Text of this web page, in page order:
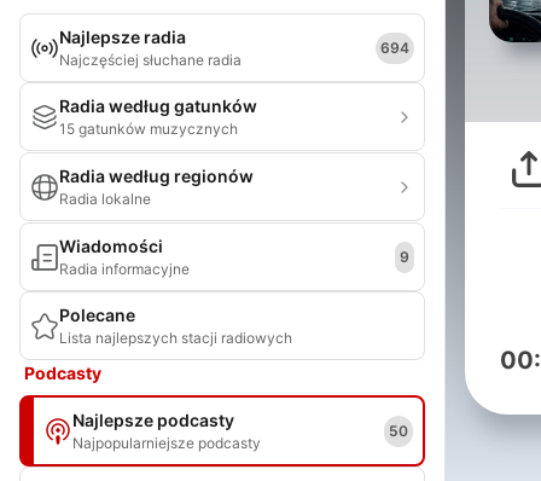
Najlepsze radia
Najczęściej słuchane radia
694
Radia według gatunków
15 gatunków muzycznych
Radia według regionów
Radia lokalne
Wiadomości
Radia informacyjne
9
Polecane
Lista najlepszych stacji radiowych
Podcasty
Najlepsze podcasty
Najpopularniejsze podcasty
50